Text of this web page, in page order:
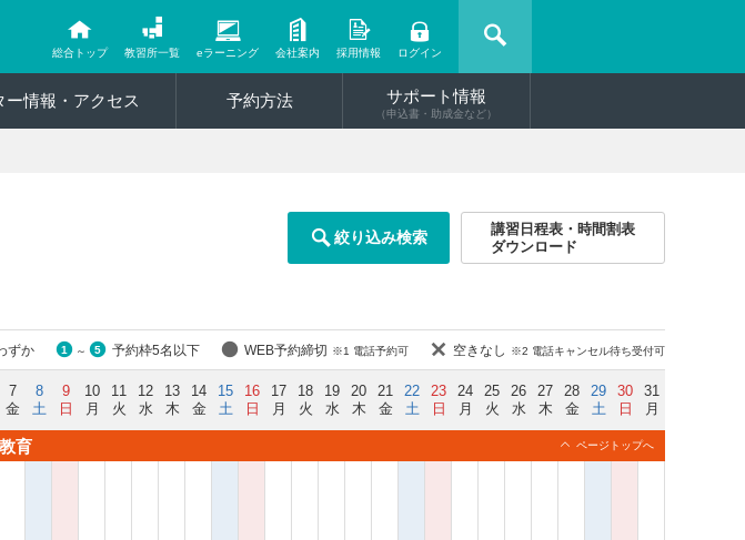
総合トップ 教習所一覧 eラーニング 会社案内 採用情報 ログイン
ー情報・アクセス 予約方法 サポート情報
（申込書・助成金など）
絞り込み検索
講習日程表・時間割表
ダウンロード
ずか 1 ～ 5 予約枠5名以下 WEB予約締切 ※1 電話予約可 空きなし ※2 電話キャンセル待ち受付可
7
金
8
土
9
日
10
月
11
火
12
水
13
木
14
金
15
土
16
日
17
月
18
火
19
水
20
木
21
金
22
土
23
日
24
月
25
火
26
水
27
木
28
金
29
土
30
日
31
月
育 ページトップへ